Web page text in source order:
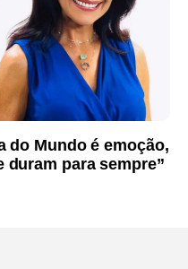
do Mundo é emoção,
duram para sempre”